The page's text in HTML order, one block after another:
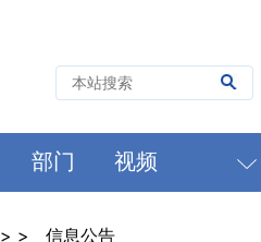
部门 视频
> > 信息公告